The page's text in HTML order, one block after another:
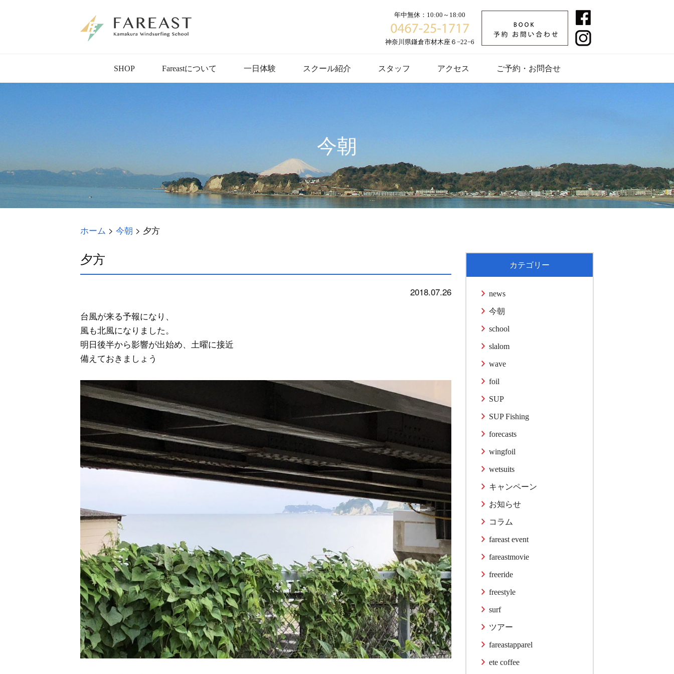
年中無休：10:00～18:00
神奈川県鎌倉市材木座６−22−6
SHOP Fareastについて 一日体験 スクール紹介 スタッフ アクセス ご予約・お問合せ
今朝
ホーム > 今朝 > 夕方
夕方
2018.07.26
台風が来る予報になり、
風も北風になりました。
明日後半から影響が出始め、土曜に接近
備えておきましょう
カテゴリー
news
今朝
school
slalom
wave
foil
SUP
SUP Fishing
forecasts
wingfoil
wetsuits
キャンペーン
お知らせ
コラム
fareast event
fareastmovie
freeride
freestyle
surf
ツアー
fareastapparel
ete coffee